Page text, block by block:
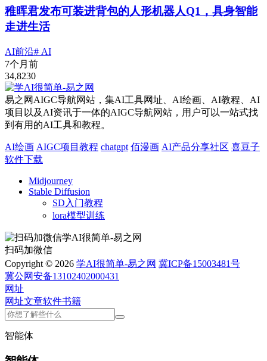
稚晖君发布可装进背包的人形机器人Q1，具身智能
走进生活
AI前沿# AI
7个月前
34,8230
易之网AIGC导航网站，集AI工具网址、AI绘画、AI教程、AI
项目以及AI资讯于一体的AIGC导航网站，用户可以一站式找
到有用的AI工具和教程。
AI绘画 AIGC项目教程 chatgpt 佰漫画 AI产品分享社区 喜豆子
软件下载
Midjourney
Stable Diffusion
SD入门教程
lora模型训练
扫码加微信
Copyright © 2026 学AI很简单-易之网 冀ICP备15003481号
冀公网安备13102402000431
网址
网址文章软件书籍
智能体